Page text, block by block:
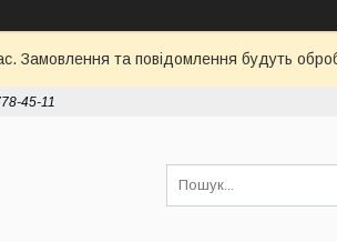
Замовлення та повідомлення будуть
45-11